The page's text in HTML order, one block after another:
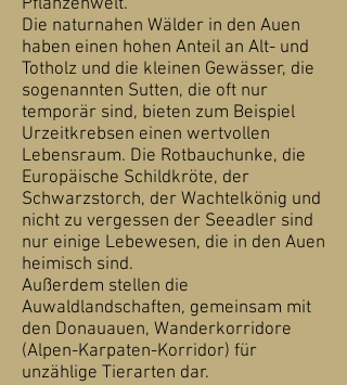
Pflanzenwelt.
Die naturnahen Wälder in den Auen
haben einen hohen Anteil an Alt- und
Totholz und die kleinen Gewässer, die
sogenannten Sutten, die oft nur
temporär sind, bieten zum Beispiel
Urzeitkrebsen einen wertvollen
Lebensraum. Die Rotbauchunke, die
Europäische Schildkröte, der
Schwarzstorch, der Wachtelkönig und
nicht zu vergessen der Seeadler sind
nur einige Lebewesen, die in den Auen
heimisch sind.
Außerdem stellen die
Auwaldlandschaften, gemeinsam mit
den Donauauen, Wanderkorridore
(Alpen-Karpaten-Korridor) für
unzählige Tierarten dar.